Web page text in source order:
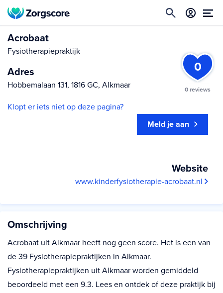
0
0 reviews
Acrobaat
Fysiotherapiepraktijk
Adres
Hobbemalaan 131, 1816 GC, Alkmaar
Klopt er iets niet op deze pagina?
Meld je aan
Website
www.kinderfysiotherapie-acrobaat.nl
Omschrijving
Acrobaat uit Alkmaar heeft nog geen score. Het is een van
de 39 Fysiotherapiepraktijken in Alkmaar.
Fysiotherapiepraktijken uit Alkmaar worden gemiddeld
beoordeeld met een 9.3. Lees en ontdek of deze praktijk bij